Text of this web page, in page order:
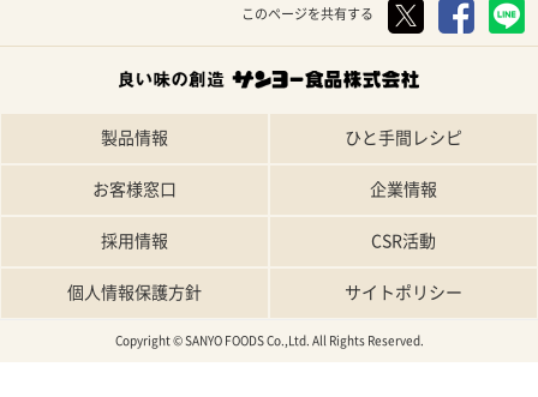
このページを共有する
製品情報 ひと手間レシピ
お客様窓口 企業情報
採用情報 CSR活動
個人情報保護方針 サイトポリシー
Copyright © SANYO FOODS Co.,Ltd. All Rights Reserved.